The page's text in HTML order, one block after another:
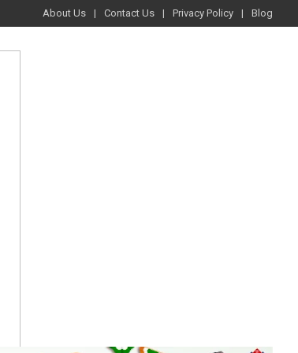
About Us Contact Us Privacy Policy Blog